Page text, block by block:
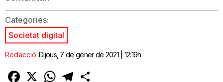
Categories:
Societat digital
Redacció Dijous, 7 de gener de 2021 | 12:19h
Facebook
X WhatsAppTelegram